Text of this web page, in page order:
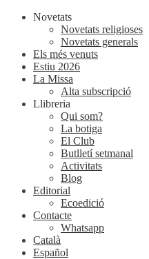
Novetats
Novetats religioses
Novetats generals
Els més venuts
Estiu 2026
La Missa
Alta subscripció
Llibreria
Qui som?
La botiga
El Club
Butlletí setmanal
Activitats
Blog
Editorial
Ecoedició
Contacte
Whatsapp
Català
Español